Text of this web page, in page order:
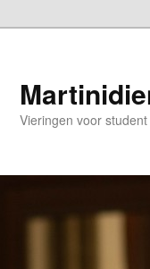
Vieringen voor